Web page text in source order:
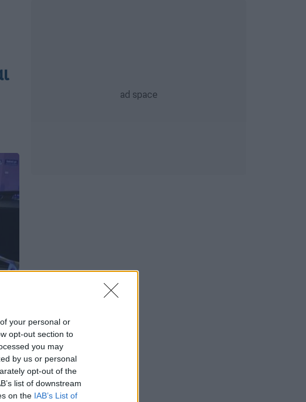
your personal or
opt-out section to
you may
by us or personal
opt-out of the
list of downstream
on the IAB’s List of